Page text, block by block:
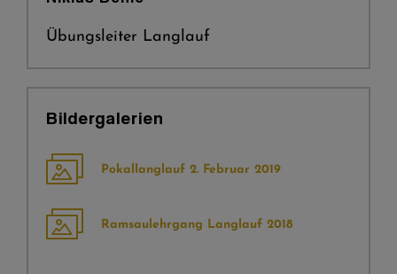
Übungsleiter Langlauf
Bildergalerien
Pokallanglauf 2. Februar 2019
Ramsaulehrgang Langlauf 2018